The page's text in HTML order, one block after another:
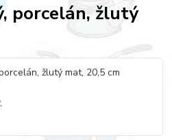
porcelán, žlutý